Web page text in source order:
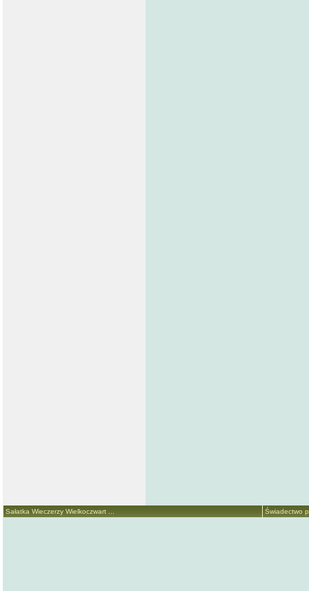
Sałatka Wieczerzy Wielkoczwart ... Świadectwo